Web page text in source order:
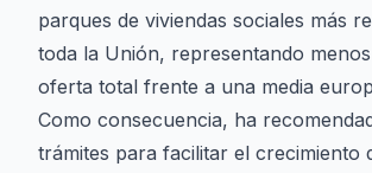
parques de viviendas sociales más
toda la Unión, representando
oferta total frente a una media
Como consecuencia, ha
trámites para facilitar el crecimiento